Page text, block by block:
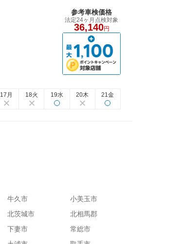
参考車検価格
法定24ヶ月点検対象
36,140円
17月 18火 19水 20木 21金
牛久市
小美玉市
北茨城市
北相馬郡
下妻市
常総市